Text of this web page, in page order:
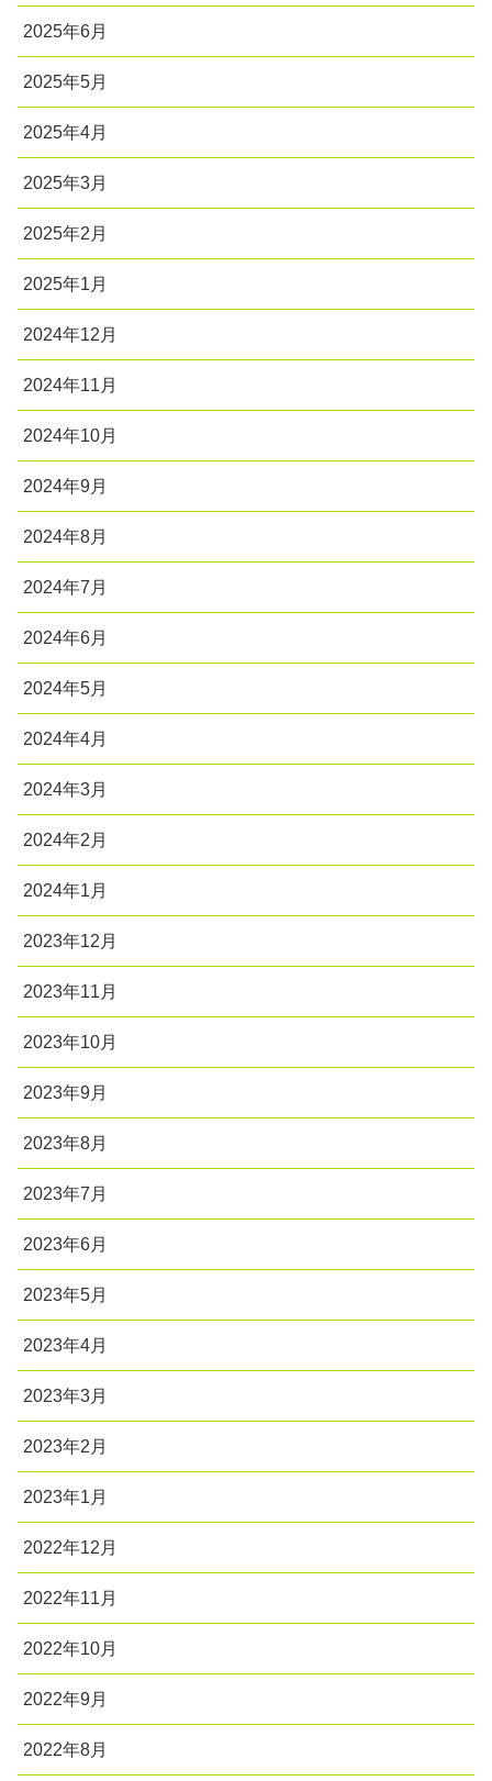
2025年6月
2025年5月
2025年4月
2025年3月
2025年2月
2025年1月
2024年12月
2024年11月
2024年10月
2024年9月
2024年8月
2024年7月
2024年6月
2024年5月
2024年4月
2024年3月
2024年2月
2024年1月
2023年12月
2023年11月
2023年10月
2023年9月
2023年8月
2023年7月
2023年6月
2023年5月
2023年4月
2023年3月
2023年2月
2023年1月
2022年12月
2022年11月
2022年10月
2022年9月
2022年8月